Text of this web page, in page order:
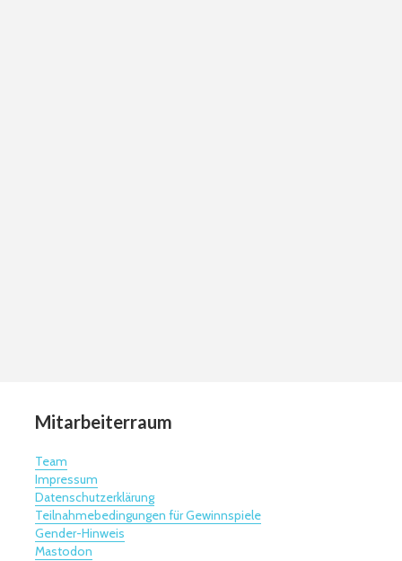
Mitarbeiterraum
Team
Impressum
Datenschutzerklärung
Teilnahmebedingungen für Gewinnspiele
Gender-Hinweis
Mastodon